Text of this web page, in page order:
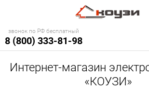
звонок по РФ бесплатный
8 (800) 333-81-98
Интернет-магазин
«КОУЗИ»